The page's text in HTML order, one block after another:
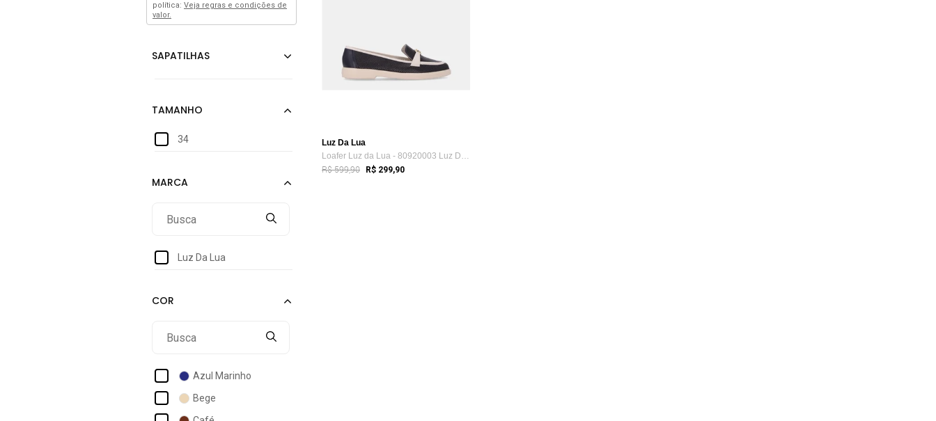
política: Veja regras e condições de
valor.
34
Luz Da Lua
Azul Marinho
Bege
Luz Da Lua
Loafer Luz da Lua - 80920003 Luz Da Lua ...
R$ 599,90 R$ 299,90